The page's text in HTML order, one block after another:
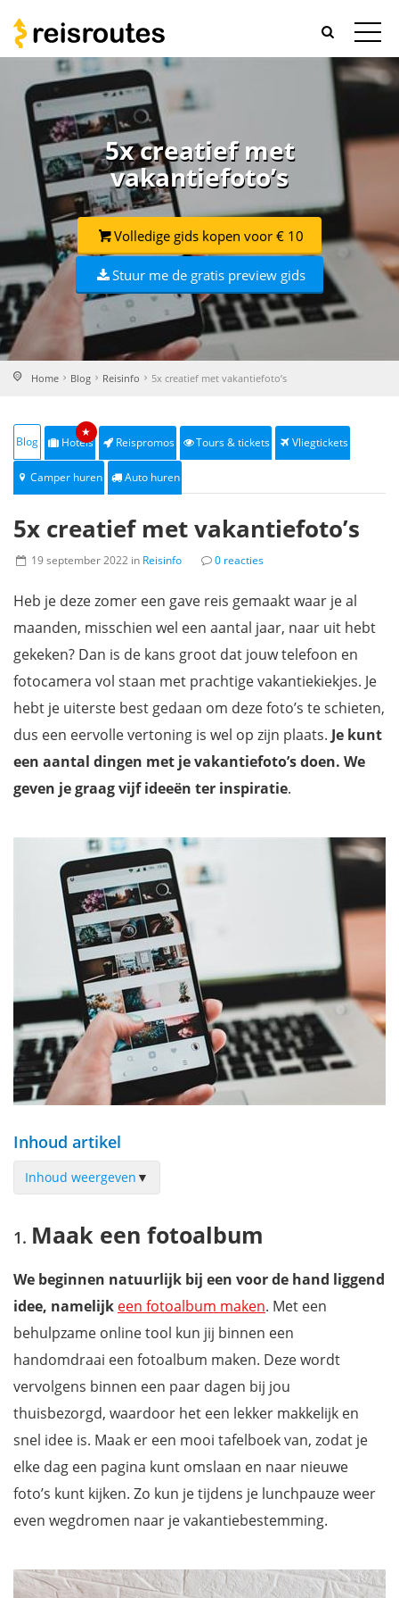
5x creatief met
vakantiefoto’s
Volledige gids kopen voor € 10
Stuur me de gratis preview gids
Home Blog Reisinfo 5x creatief met vakantiefoto’s
Blog Hotels
★
Reispromos Tours & tickets Vliegtickets
Camper huren Auto huren
5x creatief met vakantiefoto’s
19 september 2022 in Reisinfo 0 reacties
Heb je deze zomer een gave reis gemaakt waar je al
maanden, misschien wel een aantal jaar, naar uit hebt
gekeken? Dan is de kans groot dat jouw telefoon en
fotocamera vol staan met prachtige vakantiekiekjes. Je
hebt je uiterste best gedaan om deze foto’s te schieten,
dus een eervolle vertoning is wel op zijn plaats. Je kunt
een aantal dingen met je vakantiefoto’s doen. We
geven je graag vijf ideeën ter inspiratie.
Inhoud artikel
Inhoud weergeven ▼
In je interieur
Een smaakvolle traktatie
Maak je eigen stickers
Extra: Maak mooiere foto's met onze smartphone gids
Maak een fotoalbum
We beginnen natuurlijk bij een voor de hand liggend
idee, namelijk een fotoalbum maken. Met een
behulpzame online tool kun jij binnen een
handomdraai een fotoalbum maken. Deze wordt
vervolgens binnen een paar dagen bij jou
thuisbezorgd, waardoor het een lekker makkelijk en
snel idee is. Maak er een mooi tafelboek van, zodat je
elke dag een pagina kunt omslaan en naar nieuwe
foto’s kunt kijken. Zo kun je tijdens je lunchpauze weer
even wegdromen naar je vakantiebestemming.